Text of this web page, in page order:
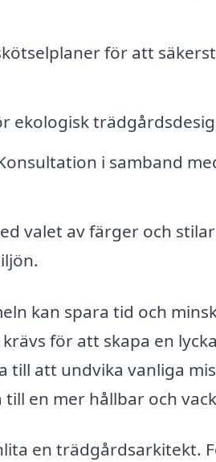
för att
ekologisk
i samband
valet av färger och
kan spara tid och
för att skapa en
till att undvika vanliga
en mer hållbar och
en trädgårdsarkitekt.